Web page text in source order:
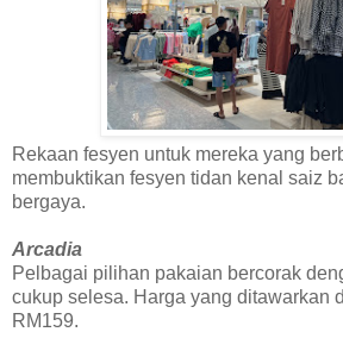
Rekaan fesyen untuk mereka yang
membuktikan fesyen tidan kenal saiz
bergaya.
Arcadia
Pelbagai pilihan pakaian bercorak
cukup selesa. Harga yang ditawarkan
RM159.